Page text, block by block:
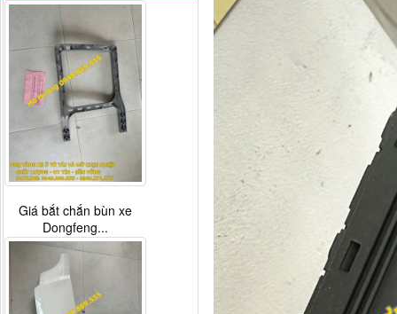
Giá bắt chắn bùn xe
Dongfeng...